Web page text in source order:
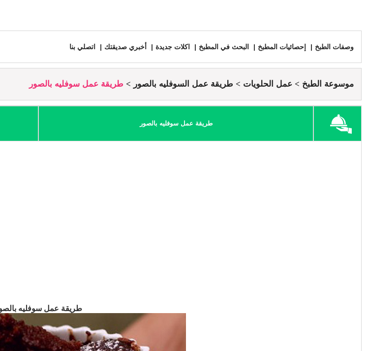
وصفات الطبخ إحصائيات المطبخ البحث في المطبخ اكلات جديدة أخبري صديقتك اتصلي بنا
موسوعة الطبخ عمل الحلويات طريقة عمل السوفليه بالصور طريقة عمل سوفليه بالصور
طريقة عمل سوفليه بالصور
طريقة عمل سوفليه